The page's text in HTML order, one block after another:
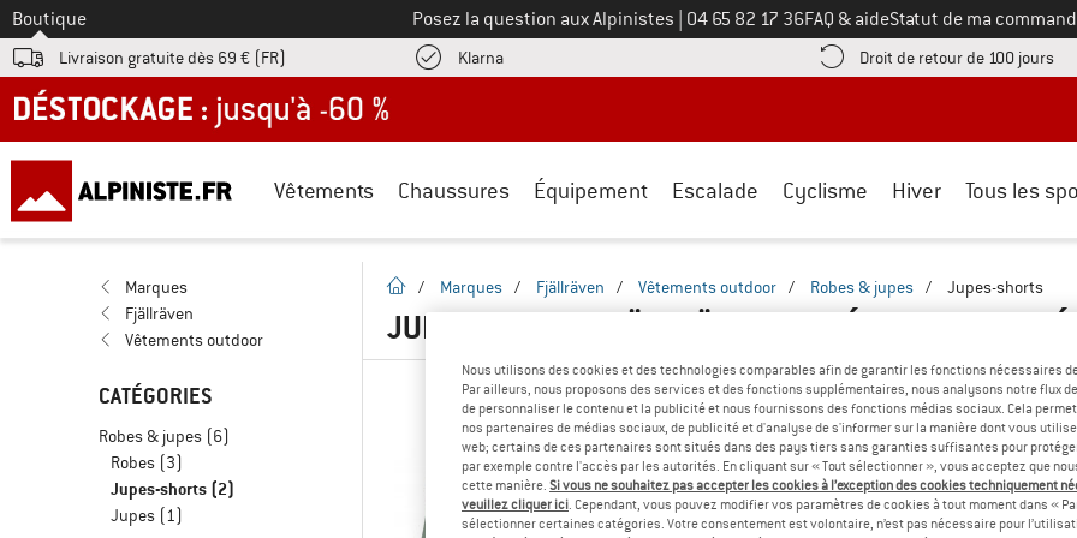
Vers le
Boutique Posez la question aux Alpinistes Appelez-nous au
04 65 82 17 36FAQ & aideStatut de ma
Livraison gratuite dès 69 € (FR) KlarnaTrouve les informations de paiement ici ! Ouvre une boîte d'information
Droit de retour de 100 jours
DÉSTOCKAGE : jusqu'à -60 %
Vêtements Chaussures Équipement Escalade Cyclisme Hiver Tous les
Marques
Fjällräven
Vêtements outdoor
CATÉGORIES
Robes & jupes (6)
Robes (3)
Jupes-shorts (2)
Jupes (1)
Page d'accueil
/ Marques / Fjällräven / Vêtements outdoor / Robes & jupes / Jupes-shorts
JUPES-SHORTS FJÄLLRÄVEN - MATÉRIAUX RECYCLÉS
Nous utilisons des cookies et des technologies comparables afin de garantir les fonctions nécessaires
Par ailleurs, nous proposons des services et des fonctions supplémentaires, nous analysons notre flux
de personnaliser le contenu et la publicité et nous fournissons des fonctions médias sociaux. Cela
nos partenaires de médias sociaux, de publicité et d'analyse de s'informer sur la manière dont vous
web; certains de ces partenaires sont situés dans des pays tiers sans garanties suffisantes pour
par exemple contre l'accès par les autorités. En cliquant sur « Tout sélectionner », vous acceptez que
cette manière. Si vous ne souhaitez pas accepter les cookies à l’exception des cookies techniquement
veuillez cliquer ici. Cependant, vous pouvez modifier vos paramètres de cookies à tout moment dans «
sélectionner certaines catégories. Votre consentement est volontaire, n’est pas nécessaire pour